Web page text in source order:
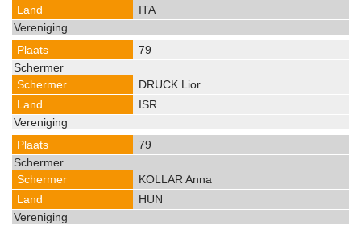
ITA
79
DRUCK Lior
ISR
79
KOLLAR Anna
HUN